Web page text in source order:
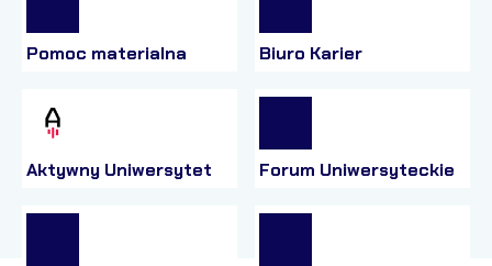
Pomoc materialna Biuro Karier
Aktywny Uniwersytet Forum Uniwersyteckie